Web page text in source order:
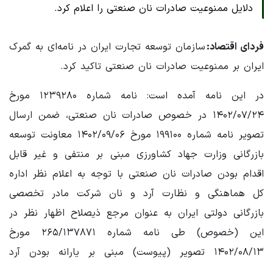
دلایل ممنوعیت صادرات نان صنعتی را اعلام کرد.
فردای اقتصاد:سازمان توسعه تجارت ایران در نامه‌ای به گمرک
ایران بر ممنوعیت صادرات نان صنعتی تاکید کرد.
در این نامه آمده است: نامه شماره ۱۲۳۹۲۸۰ مورخ
۱۴۰۲/۰۷/۲۴ در خصوص صادرات نان صنعتی، ضمن ارسال
تصویر نامه شماره ۱۹۹۱۰۰ مورخ ۱۴۰۲/۰۹/۰۶ معاونت توسعه
بازرگانی وزارت جهاد کشاورزی مبنی بر منتفی و غیر قابل
اقدام بودن صادرات نان صنعتی با توجه به اعلام نظر اداره
کل هماهنگی و نظارت آرد و نان شرکت مادر تخصصی
بازرگانی دولتی ایران به عنوان مرجع ذیصلاح اظهار نظر در
این (خصوص) طی نامه شماره ۲۶۵/۱۳۷۸۷۱ مورخ
۱۴۰۲/۰۸/۱۳ تصویر (پیوست) مبنی بر یارانه بودن آرد